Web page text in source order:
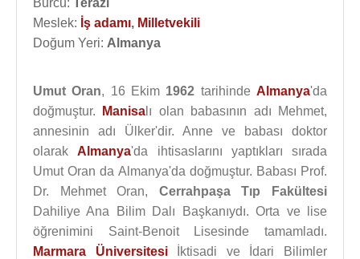
Burcu: Terazi
Meslek: İş adamı, Milletvekili
Doğum Yeri: Almanya
Umut Oran, 16 Ekim 1962 tarihindeAlmanya'da
doğmuştur.
Manisa lı olan babasının adı Mehmet,
annesinin adı Ülker'dir. Anne ve babası doktor
olarakAlmanya'da ihtisaslarını yaptıkları sırada
Umut Oran da Almanya'da doğmuştur. Babası Prof.
Dr. Mehmet Oran, Cerrahpaşa Tıp Fakültesi
Dahiliye Ana Bilim Dalı Başkanıydı. Orta ve lise
öğrenimini Saint-Benoit Lisesinde tamamladı.
Marmara Üniversitesiİktisadi ve İdari Bilimler